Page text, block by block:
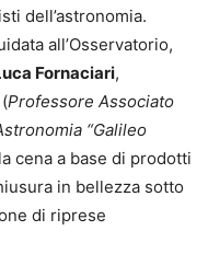
dell’astronomia.
all’Osservatorio,
Fornaciari,
(Professore Associato
“Galileo
cena a base di prodotti
in bellezza sotto
di riprese